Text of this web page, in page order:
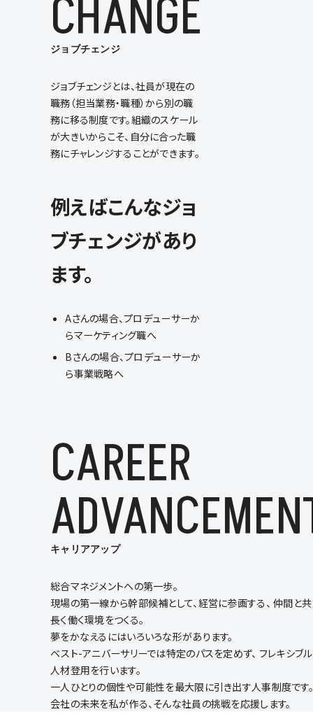
CHANGE
ジョブチェンジ
ジョブチェンジとは、社員が現在の
職務（担当業務・職種）から別の職
務に移る制度です。組織のスケール
が大きいからこそ、自分に合った職
務にチャレンジすることができます。
例えばこんなジョ
ブチェンジがあり
ます。
Aさんの場合、プロデューサーか
らマーケティング職へ
Bさんの場合、プロデューサーか
ら事業戦略へ
CAREER
キャリアアップ
総合マネジメントへの第一歩。
現場の第一線から幹部候補として、経営に参画する、 仲間と
長く働く環境をつくる。
夢をかなえるにはいろいろな形があります。
ベスト-アニバーサリーでは特定のパスを定めず、 フレキシブ
人材登用を行います。
一人ひとりの個性や可能性を最大限に引き出す人事制度です。
会社の未来を私が作る、そんな社員の挑戦を応援します。